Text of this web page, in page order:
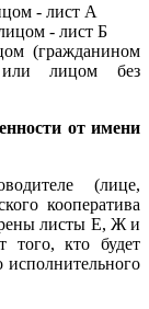
- лист А
- лист Б
(гражданином
лицом без
от имени
(лице,
кооператива
листы Е, Ж и
того, кто будет